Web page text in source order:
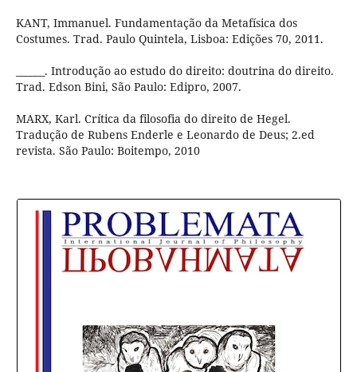
KANT, Immanuel. Fundamentação da Metafísica dos
Costumes. Trad. Paulo Quintela, Lisboa: Edições 70, 2011.
______. Introdução ao estudo do direito: doutrina do direito.
Trad. Edson Bini, São Paulo: Edipro, 2007.
MARX, Karl. Crítica da filosofia do direito de Hegel.
Tradução de Rubens Enderle e Leonardo de Deus; 2.ed
revista. São Paulo: Boitempo, 2010